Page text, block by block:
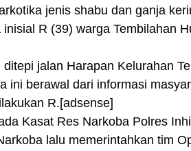
jenis shabu dan ganja
R (39) warga Tembilahan
jalan Harapan Kelurahan
ini berawal dari informasi
R.[adsense]
Kasat Res Narkoba Polres
lalu memerintahkan tim